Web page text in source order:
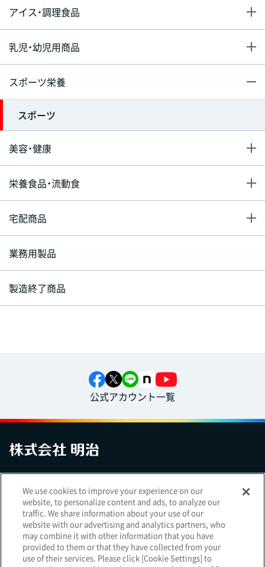
アイス・調理食品
乳児・幼児用商品
スポーツ栄養
スポーツ
美容・健康
栄養食品・流動食
宅配商品
業務用製品
製造終了商品
公式アカウント一覧
アクセシビリティへの対応方針ご利用規約明治グループのDX
Cookie Settings
明治ホールディングス株式会社 （ EN ｜簡体 ）
We use cookies to improve your experience on our
website, to personalize content and ads, to analyze our
traffic. We share information about your use of our
website with our advertising and analytics partners, who
may combine it with other information that you have
provided to them or that they have collected from your
use of their services. Please click [Cookie Settings] to